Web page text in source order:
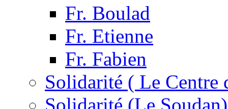
Fr. Boulad
Fr. Etienne
Fr. Fabien
Solidarité ( Le Centre